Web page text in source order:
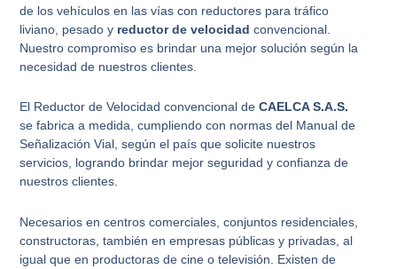
de los vehículos en las vías con reductores para tráfico
liviano, pesado y reductor de velocidad convencional.
Nuestro compromiso es brindar una mejor solución según la
necesidad de nuestros clientes.
El Reductor de Velocidad convencional deCAELCA S.A.S.
se fabrica a medida, cumpliendo con normas del Manual de
Señalización Vial, según el país que solicite nuestros
servicios, logrando brindar mejor seguridad y confianza de
nuestros clientes.
Necesarios en centros comerciales, conjuntos residenciales,
constructoras, también en empresas públicas y privadas, al
igual que en productoras de cine o televisión. Existen de